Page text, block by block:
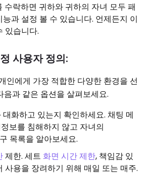
수락하면 귀하와 귀하의 자녀 모두 패
과 설정 볼 수 있습니다. 언제든지 이
있습니다.
사용자 정의:
인에게 가장 적합한 다양한 환경을 선
음과 같은 옵션을 살펴보세요.
화하고 있는지 확인하세요. 채팅 메
보를 침해하지 않고 자녀의
목록을 알아보세요.
제한. 세트 화면 시간 제한, 책임감 있
사용을 장려하기 위해 매일 또는 매주.